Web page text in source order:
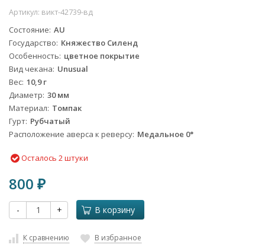
Артикул: викт-42739-вд
Состояние AU
Государство Княжество Силенд
Особенность цветное покрытие
Вид чекана Unusual
Вес 10,9 г
Диаметр 30 мм
Материал Томпак
Гурт Рубчатый
Расположение аверса к реверсу Медальное 0°
Осталось 2 штуки
800 ₽
- + В корзину
К сравнению В избранное